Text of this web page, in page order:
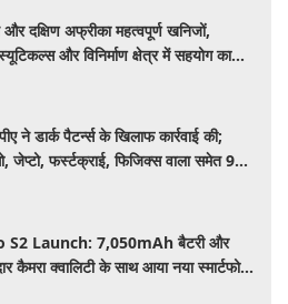
और दक्षिण अफ्रीका महत्वपूर्ण खनिजों,
और विनिर्माण क्षेत्र में सहयोग का
ने डार्क पैटर्न्स के खिलाफ कार्रवाई की;
जेप्टो, फर्स्टक्राई, फिजिक्स वाला समेत 9
S2 Launch: 7,050mAh बैटरी और
कैमरा क्वालिटी के साथ आया नया स्मार्टफोन,